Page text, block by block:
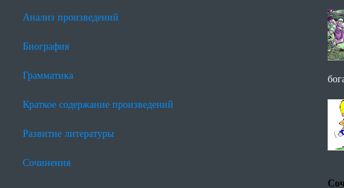
Анализ произведений
Биография
Грамматика
Краткое содержание произведений
Развитие литературы
Сочинения